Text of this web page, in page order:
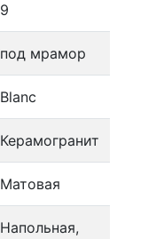
9
под мрамор
Blanc
Керамогранит
Матовая
Напольная,